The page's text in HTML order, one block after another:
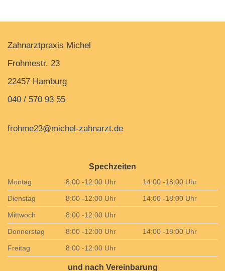
Zahnarztpraxis Michel
Frohmestr. 23
22457 Hamburg
040 / 570 93 55
frohme23@michel-zahnarzt.de
Spechzeiten
Montag 8:00 -12:00 Uhr 14:00 -18:00 Uhr
Dienstag 8:00 -12:00 Uhr 14:00 -18:00 Uhr
Mittwoch 8:00 -12:00 Uhr
Donnerstag 8:00 -12:00 Uhr 14:00 -18:00 Uhr
Freitag 8:00 -12:00 Uhr
und nach Vereinbarung